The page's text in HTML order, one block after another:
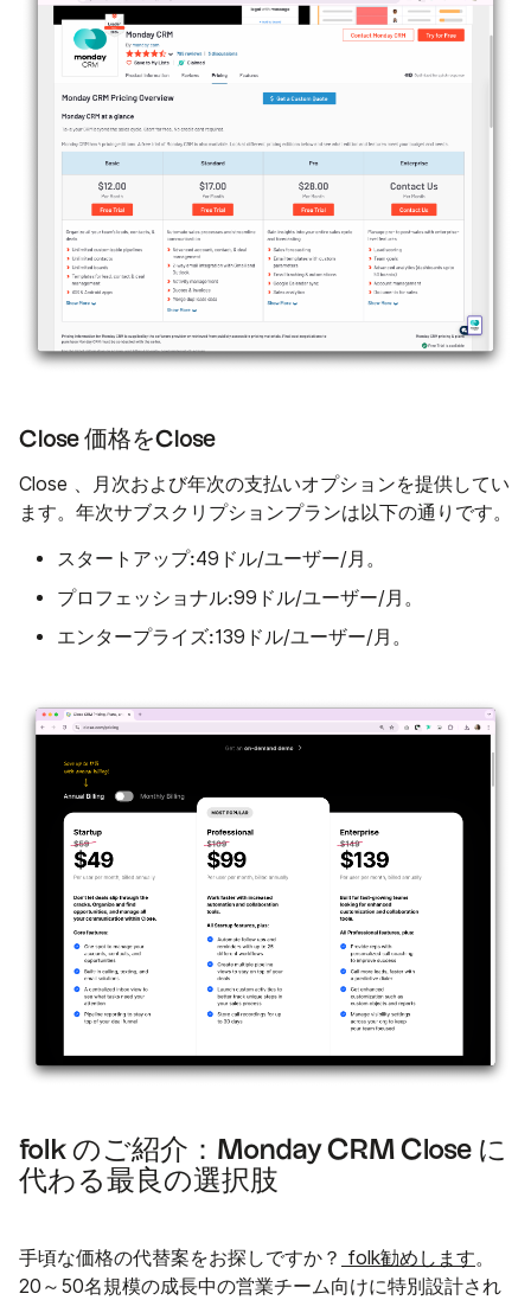
Close 価格をClose
Close 、月次および年次の支払いオプションを提供してい
ます。年次サブスクリプションプランは以下の通りです。
スタートアップ:49ドル/ユーザー/月。
プロフェッショナル:99ドル/ユーザー/月。
エンタープライズ:139ドル/ユーザー/月。
folk のご紹介：Monday CRM Close に
代わる最良の選択肢
手頃な価格の代替案をお探しですか？ folk勧めします。
20～50名規模の成長中の営業チーム向けに特別設計され